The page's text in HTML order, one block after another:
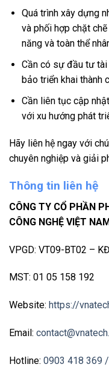
Quá trình xây dựng
và phối hợp chặt
năng và toàn thể
Cần có sự đầu tư
bảo triển khai thành
Cần liên tục cập
với xu hướng phát
Hãy liên hệ ngay với
chuyên nghiệp và giải
Thông tin liên hệ
CÔNG TY CỔ PHẦN
CÔNG NGHỆ VIỆT
VPGD: VT09-BT02 –
MST: 01 05 158 192
Website: https://
Email:
Hotline: 0903 418 369